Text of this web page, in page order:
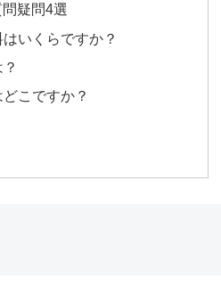
疑問4選
いくらですか？
こですか？